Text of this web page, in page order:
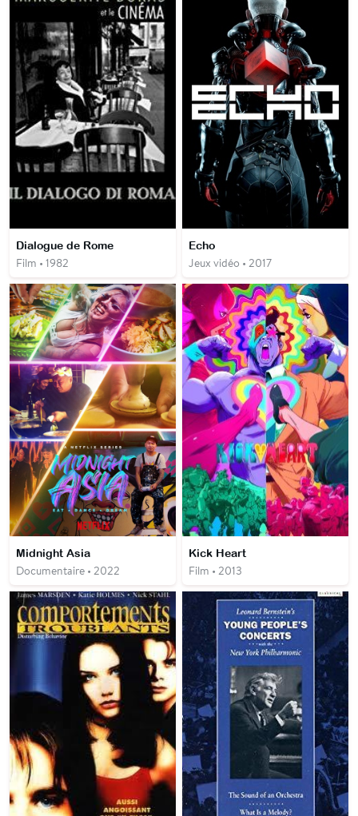
Dialogue de Rome
Film • 1982
Echo
Jeux vidéo • 2017
Midnight Asia
Documentaire • 2022
Kick Heart
Film • 2013